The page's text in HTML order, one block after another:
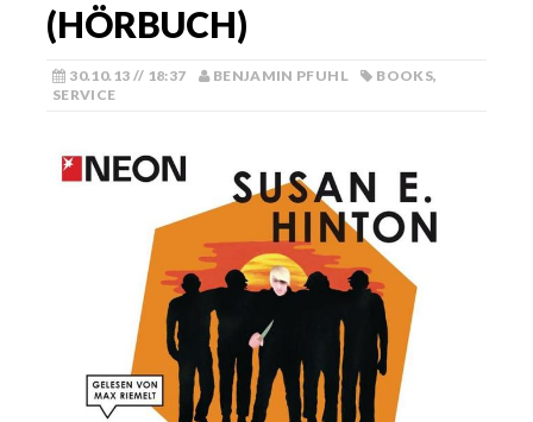
(HÖRBUCH)
30.10.13 // 18:37 BENJAMIN PFUHL BOOKS,
SERVICE